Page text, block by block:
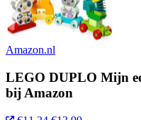
Amazon.nl
LEGO DUPLO Mijn
bij Amazon